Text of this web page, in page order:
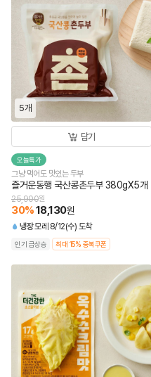
5개
담기
오늘특가
그냥 먹어도 맛있는 두부
즐거운동행 국산콩촌두부 380gX5개
25,900원
30%18,130원
냉장모레 8/12(수) 도착
인기 급상승 최대 15% 중복쿠폰